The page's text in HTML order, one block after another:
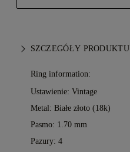
SZCZEGÓŁY PRODUKTU
Ring information:
Ustawienie: Vintage
Metal: Białe złoto (18k)
Pasmo: 1.70 mm
Pazury: 4